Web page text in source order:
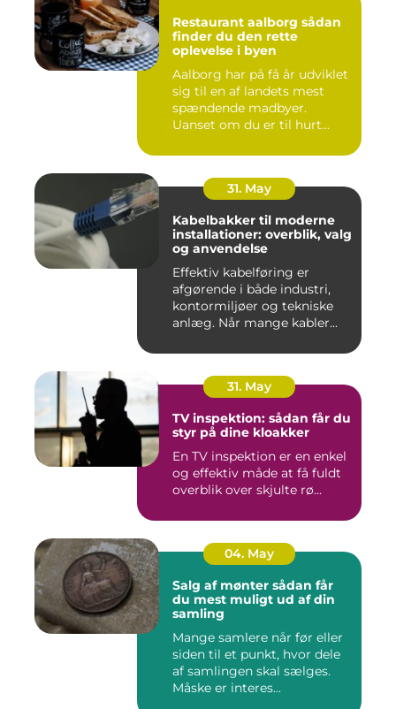
Restaurant aalborg sådan
finder du den rette
oplevelse i byen
Aalborg har på få år udviklet
sig til en af landets mest
spændende madbyer.
Uanset om du er til hurt...
31. May
Kabelbakker til moderne
installationer: overblik, valg
og anvendelse
Effektiv kabelføring er
afgørende i både industri,
kontormiljøer og tekniske
anlæg. Når mange kabler...
31. May
TV inspektion: sådan får du
styr på dine kloakker
En TV inspektion er en enkel
og effektiv måde at få fuldt
overblik over skjulte rø...
04. May
Salg af mønter sådan får
du mest muligt ud af din
samling
Mange samlere når før eller
siden til et punkt, hvor dele
af samlingen skal sælges.
Måske er interes...